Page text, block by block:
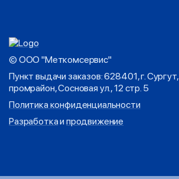
© ООО "Меткомсервис"
Пункт выдачи заказов: 628401, г.
промрайон, Сосновая ул., 12 стр. 5
Политика конфиденциальности
Разработкаи продвижение